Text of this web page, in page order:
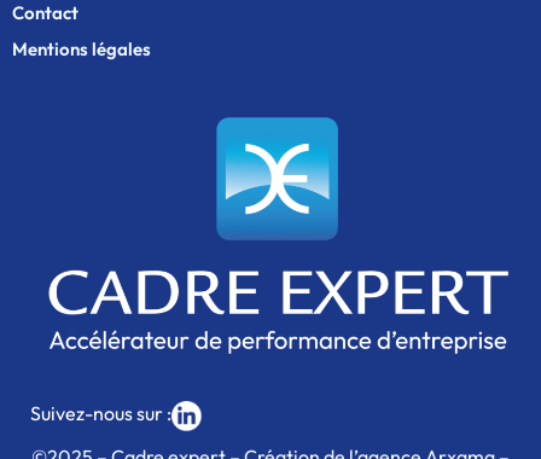
Contact
Mentions légales
Suivez-nous sur :